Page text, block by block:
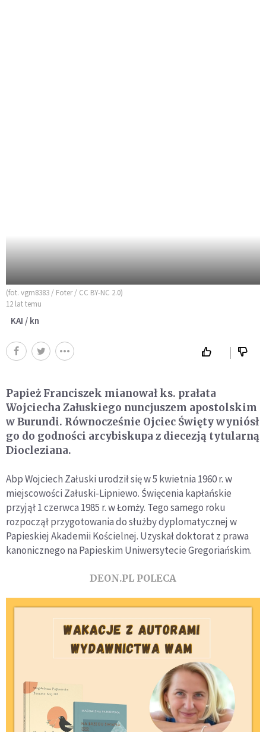
(fot. vgm8383 / Foter / CC BY-NC 2.0)
12 lat temu
KAI / kn
Papież Franciszek mianował ks. prałata
Wojciecha Załuskiego nuncjuszem apostolskim
w Burundi. Równocześnie Ojciec Święty wyniósł
go do godności arcybiskupa z diecezją tytularną
Diocleziana.
Abp Wojciech Załuski urodził się w 5 kwietnia 1960 r. w
miejscowości Załuski-Lipniewo. Święcenia kapłańskie
przyjął 1 czerwca 1985 r. w Łomży. Tego samego roku
rozpoczął przygotowania do służby dyplomatycznej w
Papieskiej Akademii Kościelnej. Uzyskał doktorat z prawa
kanonicznego na Papieskim Uniwersytecie Gregoriańskim.
DEON.PL POLECA